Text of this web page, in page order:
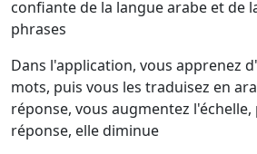
confiante de la langue arabe et de
phrases
Dans l'application, vous apprenez
mots, puis vous les traduisez en
réponse, vous augmentez
réponse, elle diminue